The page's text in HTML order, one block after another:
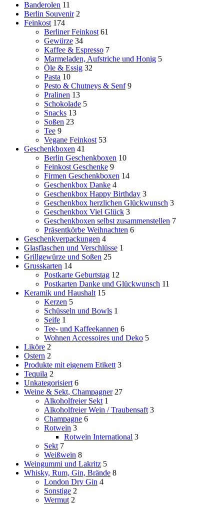
Banderolen 11
Berlin Souvenir 2
Feinkost 174
Berliner Feinkost 61
Gewürze 34
Kaffee & Espresso 7
Marmeladen, Aufstriche und Honig 5
Öle & Essig 32
Pasta 10
Pesto & Chutneys & Senf 9
Pralinen 13
Schokolade 5
Snacks 13
Soßen 23
Tee 9
Vegane Feinkost 53
Geschenkboxen 41
Berlin Geschenkboxen 10
Feinkost Geschenke 9
Firmen Geschenkboxen 14
Geschenkbox Danke 4
Geschenkbox Happy Birthday 3
Geschenkbox herzlichen Glückwunsch 3
Geschenkbox Viel Glück 3
Geschenkboxen selbst zusammenstellen 7
Präsentkörbe Weihnachten 6
Geschenkverpackungen 4
Glasflaschen und Verschlüsse 1
Grillgewürze und Soßen 25
Grusskarten 14
Postkarte Geburtstag 12
Postkarten Danke und Glückwunsch 11
Keramik und Haushalt 15
Kerzen 5
Schüsseln und Bowls 1
Seife 1
Tee- und Kaffeekannen 6
Wohnen Accessoires und Deko 5
Liköre 2
Ostern 2
Produkte mit eigenem Etikett 3
Tequila 2
Unkategorisiert 6
Weine & Sekt, Champagner 27
Alkoholfreier Sekt 1
Alkoholfreier Wein / Traubensaft 3
Champagne 6
Rotwein 3
Rotwein International 3
Sekt 7
Weißwein 8
Weingummi und Lakritz 5
Whisky, Rum, Gin, Brände 8
London Dry Gin 4
Sonstige 2
Wermut 2